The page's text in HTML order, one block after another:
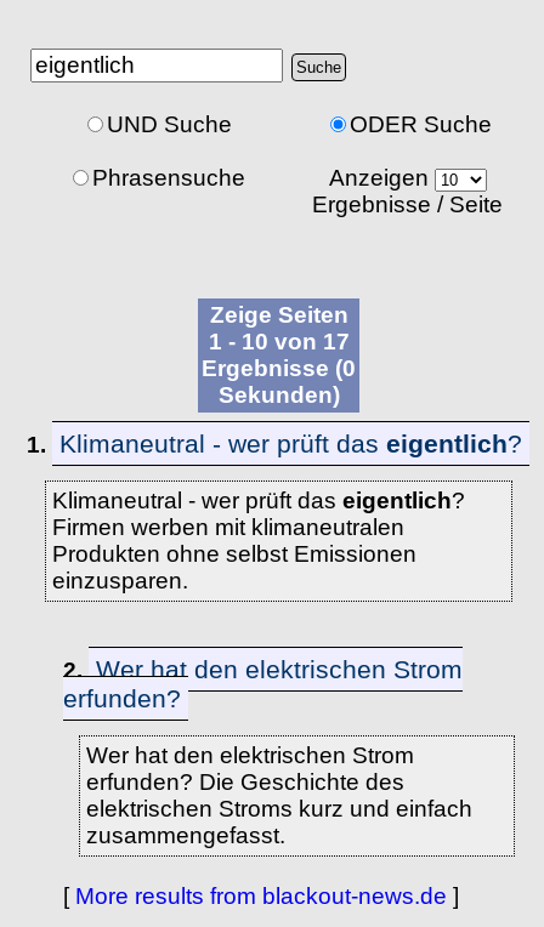
UND Suche
Phrasensuche
ODER Suche
Anzeigen
Ergebnisse / Seite
Zeige Seiten
1 - 10 von 17
Ergebnisse (0
Sekunden)
1.
Klimaneutral - wer prüft daseigentlich?
Klimaneutral - wer prüft das eigentlich?
Firmen werben mit klimaneutralen
Produkten ohne selbst Emissionen
einzusparen.
2. Wer hat den elektrischen Strom
erfunden?
Wer hat den elektrischen Strom
erfunden? Die Geschichte des
elektrischen Stroms kurz und einfach
zusammengefasst.
[ More results from blackout-news.de ]